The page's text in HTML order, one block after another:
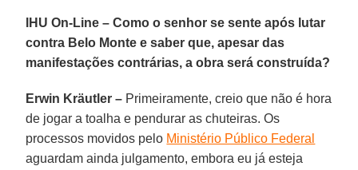
IHU On-Line – Como o senhor se sente após lutar
contra Belo Monte e saber que, apesar das
manifestações contrárias, a obra será construída?
Erwin Kräutler – Primeiramente, creio que não é hora
de jogar a toalha e pendurar as chuteiras. Os
processos movidos pelo Ministério Público Federal
aguardam ainda julgamento, embora eu já esteja